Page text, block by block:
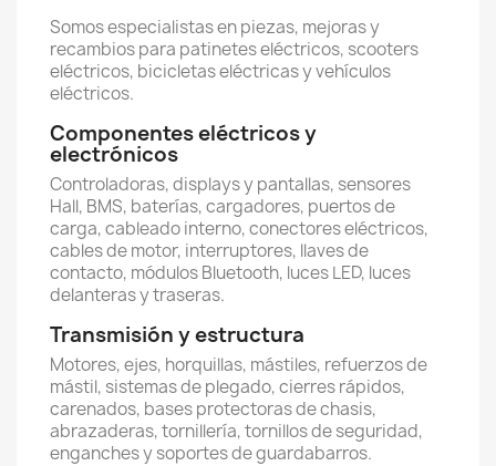
Somos especialistas en piezas, mejoras y
recambios para patinetes eléctricos, scooters
eléctricos, bicicletas eléctricas y vehículos
eléctricos.
Componentes eléctricos y
electrónicos
Controladoras, displays y pantallas, sensores
Hall, BMS, baterías, cargadores, puertos de
carga, cableado interno, conectores eléctricos,
cables de motor, interruptores, llaves de
contacto, módulos Bluetooth, luces LED, luces
delanteras y traseras.
Transmisión y estructura
Motores, ejes, horquillas, mástiles, refuerzos de
mástil, sistemas de plegado, cierres rápidos,
carenados, bases protectoras de chasis,
abrazaderas, tornillería, tornillos de seguridad,
enganches y soportes de guardabarros.